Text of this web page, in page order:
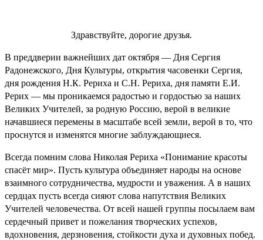
Здравствуйте, дорогие друзья.
В преддверии важнейших дат октября — Дня Сергия
Радонежского, Дня Культуры, открытия часовенки Сергия,
дня рождения Н.К. Рериха и С.Н. Рериха, дня памяти Е.И.
Рерих — мы проникаемся радостью и гордостью за наших
Великих Учителей, за родную Россию, верой в великие
начавшиеся перемены в масштабе всей земли, верой в то, что
проснутся и изменятся многие заблуждающиеся.
Всегда помним слова Николая Рериха «Понимание красоты
спасёт мир». Пусть культура объединяет народы на основе
взаимного сотрудничества, мудрости и уважения. А в наших
сердцах пусть всегда сияют слова напутствия Великих
Учителей человечества. От всей нашей группы посылаем вам
сердечный привет и пожелания творческих успехов,
вдохновения, дерзновения, стойкости духа и духовных побед.